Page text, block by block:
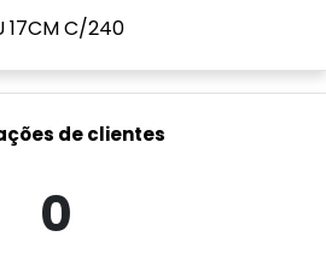
17CM C/240
de clientes
0